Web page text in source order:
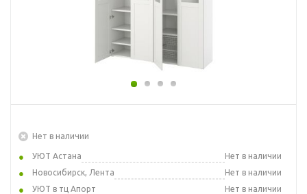
Нет в наличии
УЮТ Астана
Нет в наличии
Новосибирск, Лента
Нет в наличии
УЮТ в тц Апорт
Нет в наличии